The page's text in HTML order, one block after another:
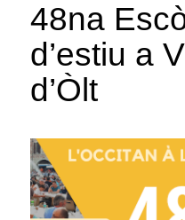
48na
d’estiu a
d’Òlt